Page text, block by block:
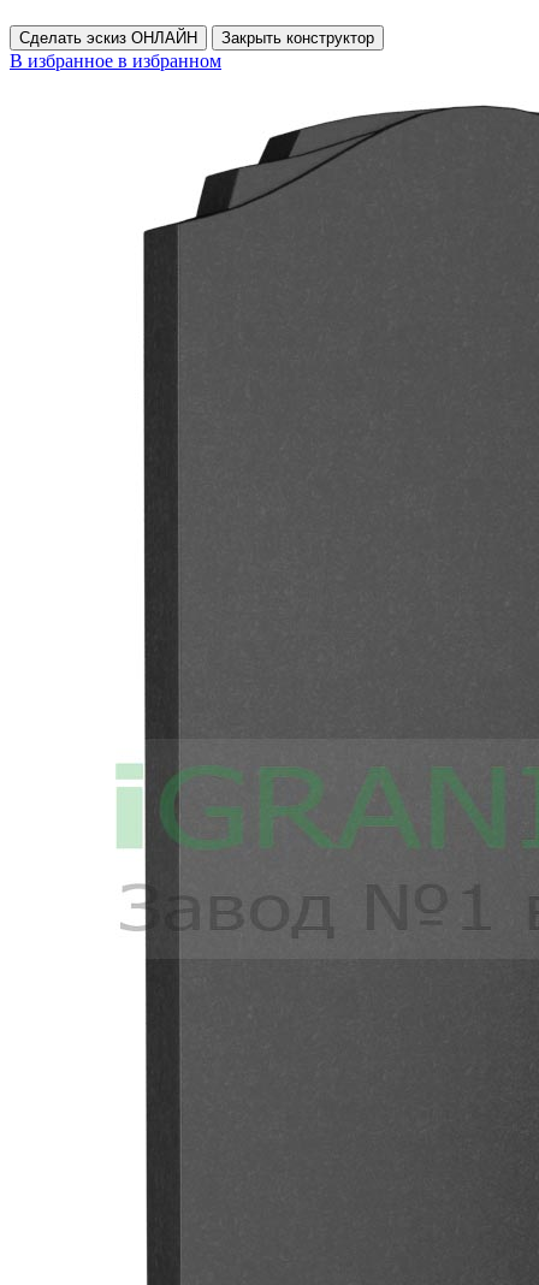
Сделать эскиз ОНЛАЙН Закрыть конструктор
В избранное в избранном